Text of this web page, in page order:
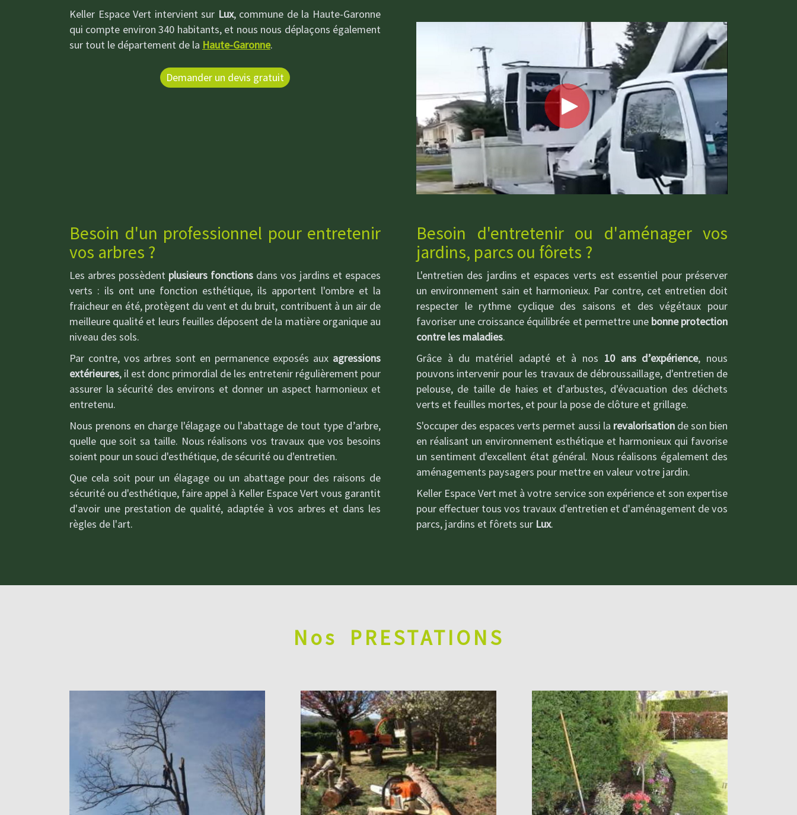
Keller Espace Vert intervient sur Lux, commune de la Haute-Garonne
qui compte environ 340 habitants, et nous nous déplaçons également
sur tout le département de la Haute-Garonne.
Demander un devis gratuit
Besoin d'un professionnel pour entretenir
vos arbres ?
Les arbres possèdent plusieurs fonctions dans vos jardins et espaces
verts : ils ont une fonction esthétique, ils apportent l'ombre et la
fraicheur en été, protègent du vent et du bruit, contribuent à un air de
meilleure qualité et leurs feuilles déposent de la matière organique au
niveau des sols.
Par contre, vos arbres sont en permanence exposés aux agressions
extérieures, il est donc primordial de les entretenir régulièrement pour
assurer la sécurité des environs et donner un aspect harmonieux et
entretenu.
Nous prenons en charge l'élagage ou l'abattage de tout type d’arbre,
quelle que soit sa taille. Nous réalisons vos travaux que vos besoins
soient pour un souci d'esthétique, de sécurité ou d'entretien.
Que cela soit pour un élagage ou un abattage pour des raisons de
sécurité ou d'esthétique, faire appel à Keller Espace Vert vous garantit
d'avoir une prestation de qualité, adaptée à vos arbres et dans les
règles de l'art.
Besoin d'entretenir ou d'aménager vos
jardins, parcs ou fôrets ?
L'entretien des jardins et espaces verts est essentiel pour préserver
un environnement sain et harmonieux. Par contre, cet entretien doit
respecter le rythme cyclique des saisons et des végétaux pour
favoriser une croissance équilibrée et permettre une bonne protection
contre les maladies.
Grâce à du matériel adapté et à nos 10 ans d’expérience, nous
pouvons intervenir pour les travaux de débroussaillage, d'entretien de
pelouse, de taille de haies et d'arbustes, d'évacuation des déchets
verts et feuilles mortes, et pour la pose de clôture et grillage.
S'occuper des espaces verts permet aussi la revalorisationde son bien
en réalisant un environnement esthétique et harmonieux qui favorise
un sentiment d'excellent état général. Nous réalisons également des
aménagements paysagers pour mettre en valeur votre jardin.
Keller Espace Vert met à votre service son expérience et son expertise
pour effectuer tous vos travaux d'entretien et d'aménagement de vos
parcs, jardins et fôrets sur Lux.
Nos PRESTATIONS